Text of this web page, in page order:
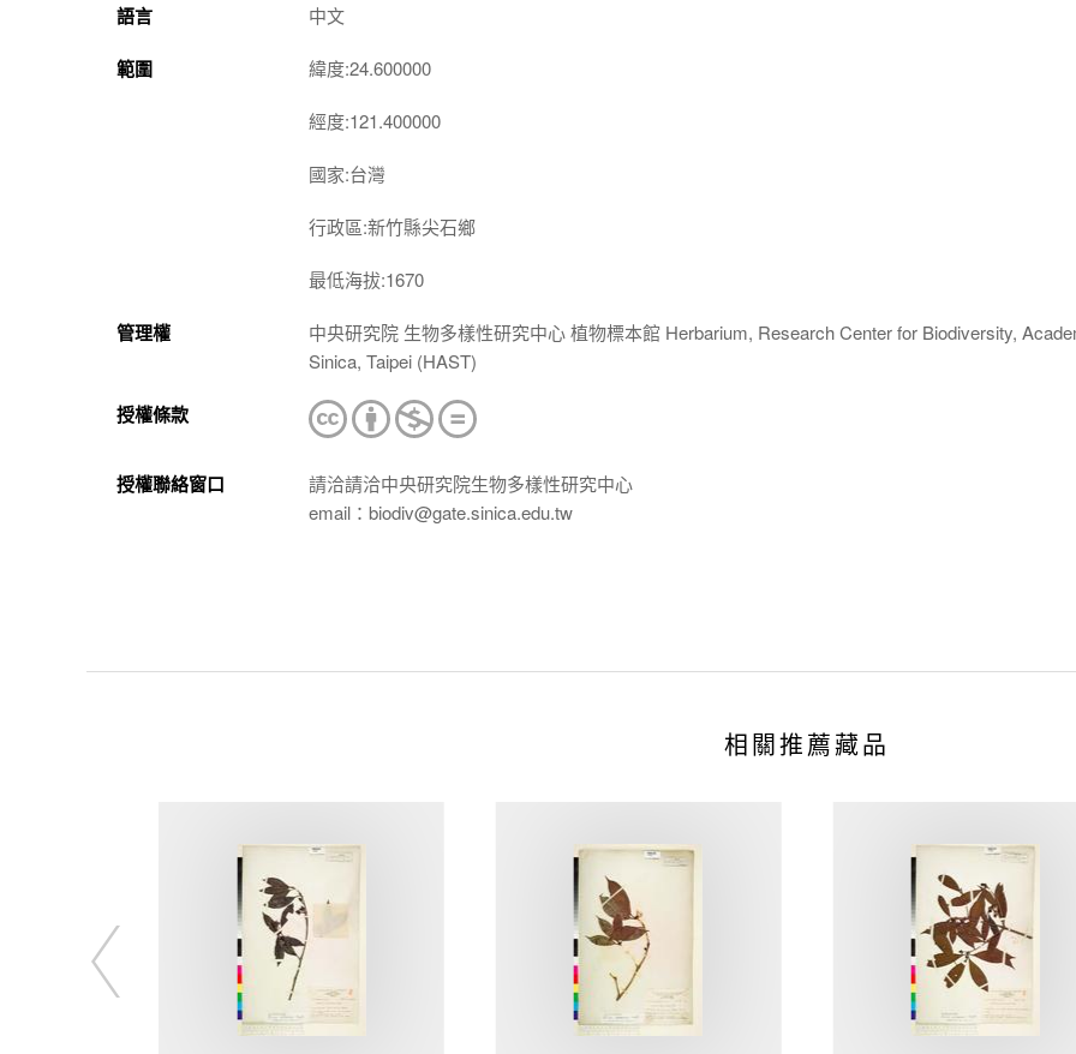
語言 中文
範圍 緯度:24.600000
經度:121.400000
國家:台灣
行政區:新竹縣尖石鄉
最低海拔:1670
管理權
中央研究院 生物多樣性研究中心 植物標本館 Herbarium, Research Center for Biodiversity,
Sinica, Taipei (HAST)
授權條款
授權聯絡窗口
請洽請洽中央研究院生物多樣性研究中心
email：biodiv@gate.sinica.edu.tw
相關推薦藏品